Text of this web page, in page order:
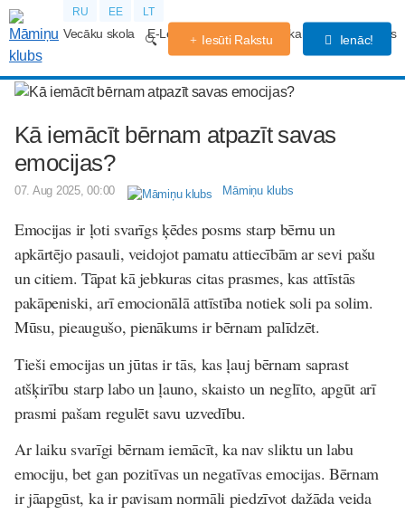
RU EE LT
Vecāku skola E-Lekcijas Grūtniecības kalendārs Forums
Iesūti Rakstu Ienāc!
Kā iemācīt bērnam atpazīt savas
emocijas?
07. Aug 2025, 00:00 Māmiņu klubs
Emocijas ir ļoti svarīgs ķēdes posms starp bērnu un
apkārtējo pasauli, veidojot pamatu attiecībām ar sevi pašu
un citiem. Tāpat kā jebkuras citas prasmes, kas attīstās
pakāpeniski, arī emocionālā attīstība notiek soli pa solim.
Mūsu, pieaugušo, pienākums ir bērnam palīdzēt.
Tieši emocijas un jūtas ir tās, kas ļauj bērnam saprast
atšķirību starp labo un ļauno, skaisto un neglīto, apgūt arī
prasmi pašam regulēt savu uzvedību.
Ar laiku svarīgi bērnam iemācīt, ka nav sliktu un labu
emociju, bet gan pozitīvas un negatīvas emocijas. Bērnam
ir jāapgūst, ka ir pavisam normāli piedzīvot dažāda veida